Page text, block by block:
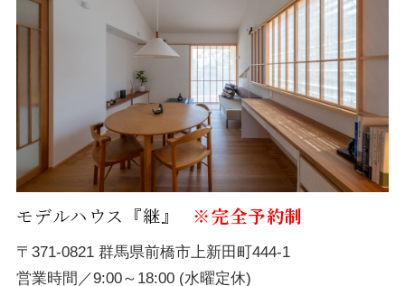
モデルハウス『継』 ※完全予約制
〒371-0821 群馬県前橋市上新田町444-1
営業時間／9:00～18:00 (水曜定休)